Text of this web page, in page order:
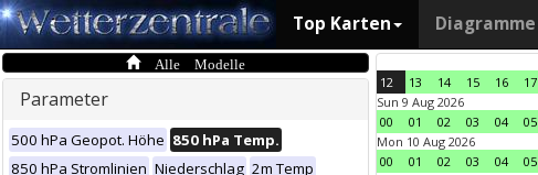
Top Karten Diagramme
Alle Modelle
Parameter
500 hPa Geopot. Höhe 850 hPa Temp.
850 hPa Stromlinien Niederschlag 2m Temp
12 13 14 15 16 17
Sun 9 Aug 2026
00
01 02 03 04 05
Mon 10 Aug 2026
00
01 02 03 04 05